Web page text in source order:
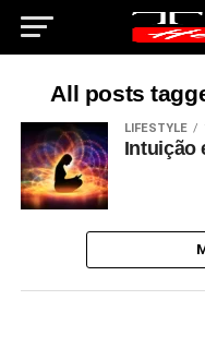
All posts
LIFESTYLE
Intuição